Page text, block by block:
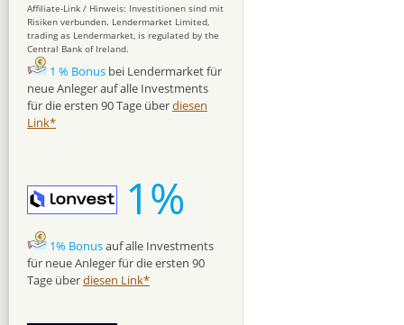
Affiliate-Link / Hinweis: Investitionen sind mit
Risiken verbunden. Lendermarket Limited,
trading as Lendermarket, is regulated by the
Central Bank of Ireland.
1 % Bonus bei Lendermarket für
neue Anleger auf alle Investments
für die ersten 90 Tage überdiesen
Link*
1%
1% Bonusauf alle Investments
für neue Anleger für die ersten 90
Tage überdiesen Link*